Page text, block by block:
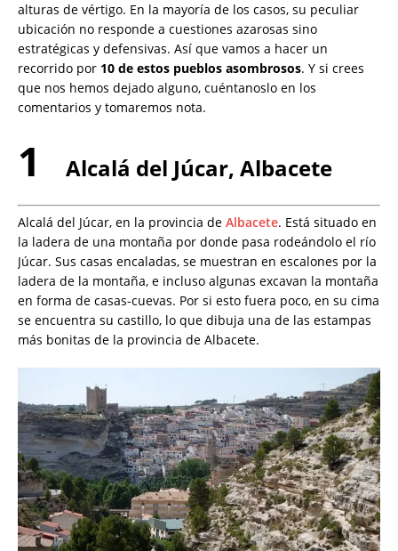
alturas de vértigo. En la mayoría de los casos, su peculiar
ubicación no responde a cuestiones azarosas sino
estratégicas y defensivas. Así que vamos a hacer un
recorrido por 10 de estos pueblos asombrosos. Y si crees
que nos hemos dejado alguno, cuéntanoslo en los
comentarios y tomaremos nota.
1 Alcalá del Júcar, Albacete
Alcalá del Júcar, en la provincia de Albacete. Está situado en
la ladera de una montaña por donde pasa rodeándolo el río
Júcar. Sus casas encaladas, se muestran en escalones por la
ladera de la montaña, e incluso algunas excavan la montaña
en forma de casas-cuevas. Por si esto fuera poco, en su cima
se encuentra su castillo, lo que dibuja una de las estampas
más bonitas de la provincia de Albacete.